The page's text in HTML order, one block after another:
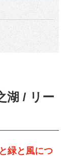
湖 / リー
緑と風につ